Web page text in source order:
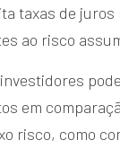
taxas de juros
ao risco
em
risco, como